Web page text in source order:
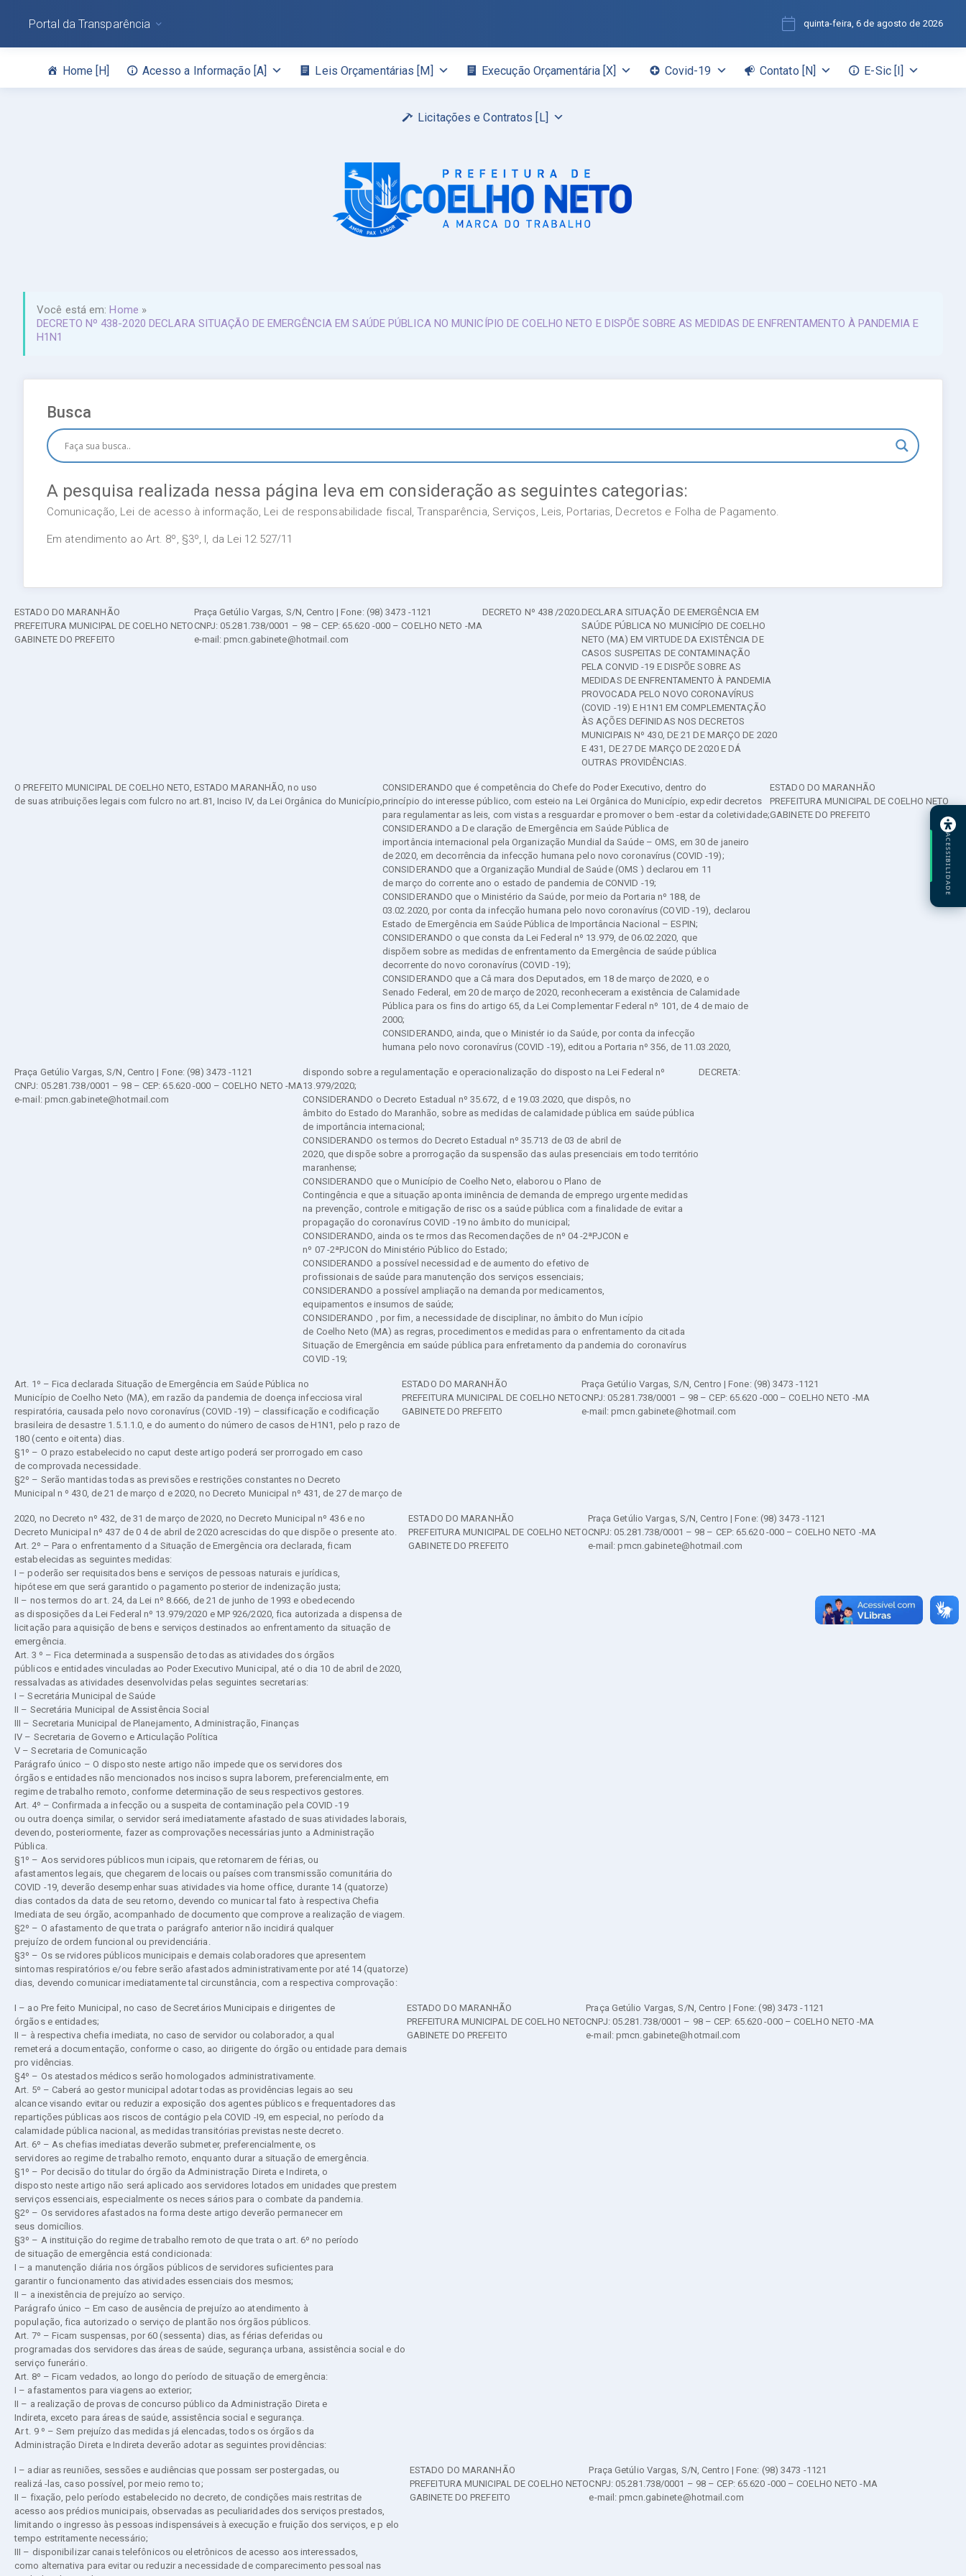
Home [H] Acesso a Informação [A] Leis Orçamentárias [M] Execução Orçamentária [X] Covid-19 Contato [N] E-Sic [I]
Licitações e Contratos [L]
Portal da Transparência quinta-feira, 6 de agosto de 2026
Você está em:Home »
DECRETO Nº 438-2020 DECLARA SITUAÇÃO DE EMERGÊNCIA EM SAÚDE PÚBLICA NO MUNICÍPIO DE COELHO NETO E DISPÕE SOBRE AS MEDIDAS DE ENFRENTAMENTO À PANDEMIA E
H1N1
Busca
A pesquisa realizada nessa página leva em consideração as seguintes categorias:
Comunicação, Lei de acesso à informação, Lei de responsabilidade fiscal, Transparência, Serviços, Leis, Portarias, Decretos e Folha de Pagamento.
Em atendimento ao Art. 8º, §3º, I, da Lei 12.527/11
ESTADO DO MARANHÃO
PREFEITURA MUNICIPAL DE COELHO NETO
GABINETE DO PREFEITO
Praça Getúlio Vargas, S/N, Centro | Fone: (98) 3473 -1121
CNPJ: 05.281.738/0001 – 98 – CEP: 65.620 -000 – COELHO NETO -MA
e-mail: pmcn.gabinete@hotmail.com
DECRETO Nº 438 /2020.DECLARA SITUAÇÃO DE EMERGÊNCIA EM
SAÚDE PÚBLICA NO MUNICÍPIO DE COELHO
NETO (MA) EM VIRTUDE DA EXISTÊNCIA DE
CASOS SUSPEITAS DE CONTAMINAÇÃO
PELA CONVID -19 E DISPÕE SOBRE AS
MEDIDAS DE ENFRENTAMENTO À PANDEMIA
PROVOCADA PELO NOVO CORONAVÍRUS
(COVID -19) E H1N1 EM COMPLEMENTAÇÃO
ÀS AÇÕES DEFINIDAS NOS DECRETOS
MUNICIPAIS Nº 430, DE 21 DE MARÇO DE 2020
E 431, DE 27 DE MARÇO DE 2020 E DÁ
OUTRAS PROVIDÊNCIAS.
O PREFEITO MUNICIPAL DE COELHO NETO, ESTADO MARANHÃO, no uso
de suas atribuições legais com fulcro no art.81, Inciso IV, da Lei Orgânica do Município,
CONSIDERANDO que é competência do Chefe do Poder Executivo, dentro do
princípio do interesse público, com esteio na Lei Orgânica do Município, expedir decretos
para regulamentar as leis, com vistas a resguardar e promover o bem -estar da coletividade;
CONSIDERANDO a De claração de Emergência em Saúde Pública de
importância internacional pela Organização Mundial da Saúde – OMS, em 30 de janeiro
de 2020, em decorrência da infecção humana pelo novo coronavírus (COVID -19);
CONSIDERANDO que a Organização Mundial de Saúde (OMS ) declarou em 11
de março do corrente ano o estado de pandemia de CONVID -19;
CONSIDERANDO que o Ministério da Saúde, por meio da Portaria nº 188, de
03.02.2020, por conta da infecção humana pelo novo coronavírus (COVID -19), declarou
Estado de Emergência em Saúde Pública de Importância Nacional – ESPIN;
CONSIDERANDO o que consta da Lei Federal nº 13.979, de 06.02.2020, que
dispõem sobre as medidas de enfrentamento da Emergência de saúde pública
decorrente do novo coronavírus (COVID -19);
CONSIDERANDO que a Câ mara dos Deputados, em 18 de março de 2020, e o
Senado Federal, em 20 de março de 2020, reconheceram a existência de Calamidade
Pública para os fins do artigo 65, da Lei Complementar Federal nº 101, de 4 de maio de
2000;
CONSIDERANDO, ainda, que o Ministér io da Saúde, por conta da infecção
humana pelo novo coronavírus (COVID -19), editou a Portaria nº 356, de 11.03.2020,
ESTADO DO MARANHÃO
PREFEITURA MUNICIPAL DE COELHO NETO
GABINETE DO PREFEITO
Praça Getúlio Vargas, S/N, Centro | Fone: (98) 3473 -1121
CNPJ: 05.281.738/0001 – 98 – CEP: 65.620 -000 – COELHO NETO -MA
e-mail: pmcn.gabinete@hotmail.com
dispondo sobre a regulamentação e operacionalização do disposto na Lei Federal nº
13.979/2020;
CONSIDERANDO o Decreto Estadual nº 35.672, d e 19.03.2020, que dispôs, no
âmbito do Estado do Maranhão, sobre as medidas de calamidade pública em saúde pública
de importância internacional;
CONSIDERANDO os termos do Decreto Estadual nº 35.713 de 03 de abril de
2020, que dispõe sobre a prorrogação da suspensão das aulas presenciais em todo território
maranhense;
CONSIDERANDO que o Município de Coelho Neto, elaborou o Plano de
Contingência e que a situação aponta iminência de demanda de emprego urgente medidas
na prevenção, controle e mitigação de risc os a saúde pública com a finalidade de evitar a
propagação do coronavírus COVID -19 no âmbito do municipal;
CONSIDERANDO, ainda os te rmos das Recomendações de nº 04 -2ªPJCON e
nº 07 -2ªPJCON do Ministério Público do Estado;
CONSIDERANDO a possível necessidad e de aumento do efetivo de
profissionais de saúde para manutenção dos serviços essenciais;
CONSIDERANDO a possível ampliação na demanda por medicamentos,
equipamentos e insumos de saúde;
CONSIDERANDO , por fim, a necessidade de disciplinar, no âmbito do Mun icípio
de Coelho Neto (MA) as regras, procedimentos e medidas para o enfrentamento da citada
Situação de Emergência em saúde pública para enfretamento da pandemia do coronavírus
COVID -19;
DECRETA:
Art. 1º – Fica declarada Situação de Emergência em Saúde Pública no
Município de Coelho Neto (MA), em razão da pandemia de doença infecciosa viral
respiratória, causada pelo novo coronavírus (COVID -19) – classificação e codificação
brasileira de desastre 1.5.1.1.0, e do aumento do número de casos de H1N1, pelo p razo de
180 (cento e oitenta) dias.
§1º – O prazo estabelecido no caput deste artigo poderá ser prorrogado em caso
de comprovada necessidade.
§2º – Serão mantidas todas as previsões e restrições constantes no Decreto
Municipal n º 430, de 21 de março d e 2020, no Decreto Municipal nº 431, de 27 de março de
ESTADO DO MARANHÃO
PREFEITURA MUNICIPAL DE COELHO NETO
GABINETE DO PREFEITO
Praça Getúlio Vargas, S/N, Centro | Fone: (98) 3473 -1121
CNPJ: 05.281.738/0001 – 98 – CEP: 65.620 -000 – COELHO NETO -MA
e-mail: pmcn.gabinete@hotmail.com
2020, no Decreto nº 432, de 31 de março de 2020, no Decreto Municipal nº 436 e no
Decreto Municipal nº 437 de 0 4 de abril de 2020 acrescidas do que dispõe o presente ato.
Art. 2º – Para o enfrentamento d a Situação de Emergência ora declarada, ficam
estabelecidas as seguintes medidas:
I – poderão ser requisitados bens e serviços de pessoas naturais e jurídicas,
hipótese em que será garantido o pagamento posterior de indenização justa;
II – nos termos do ar t. 24, da Lei nº 8.666, de 21 de junho de 1993 e obedecendo
as disposições da Lei Federal nº 13.979/2020 e MP 926/2020, fica autorizada a dispensa de
licitação para aquisição de bens e serviços destinados ao enfrentamento da situação de
emergência.
Art. 3 º – Fica determinada a suspensão de todas as atividades dos órgãos
públicos e entidades vinculadas ao Poder Executivo Municipal, até o dia 10 de abril de 2020,
ressalvadas as atividades desenvolvidas pelas seguintes secretarias:
I – Secretária Municipal de Saúde
II – Secretária Municipal de Assistência Social
III – Secretaria Municipal de Planejamento, Administração, Finanças
IV – Secretaria de Governo e Articulação Política
V – Secretaria de Comunicação
Parágrafo único – O disposto neste artigo não impede que os servidores dos
órgãos e entidades não mencionados nos incisos supra laborem, preferencialmente, em
regime de trabalho remoto, conforme determinação de seus respectivos gestores.
Art. 4º – Confirmada a infecção ou a suspeita de contaminação pela COVID -19
ou outra doença similar, o servidor será imediatamente afastado de suas atividades laborais,
devendo, posteriormente, fazer as comprovações necessárias junto a Administração
Pública.
§1º – Aos servidores públicos mun icipais, que retornarem de férias, ou
afastamentos legais, que chegarem de locais ou países com transmissão comunitária do
COVID -19, deverão desempenhar suas atividades via home office, durante 14 (quatorze)
dias contados da data de seu retorno, devendo co municar tal fato à respectiva Chefia
Imediata de seu órgão, acompanhado de documento que comprove a realização de viagem.
§2º – O afastamento de que trata o parágrafo anterior não incidirá qualquer
prejuízo de ordem funcional ou previdenciária.
§3º – Os se rvidores públicos municipais e demais colaboradores que apresentem
sintomas respiratórios e/ou febre serão afastados administrativamente por até 14 (quatorze)
dias, devendo comunicar imediatamente tal circunstância, com a respectiva comprovação:
ESTADO DO MARANHÃO
PREFEITURA MUNICIPAL DE COELHO NETO
GABINETE DO PREFEITO
Praça Getúlio Vargas, S/N, Centro | Fone: (98) 3473 -1121
CNPJ: 05.281.738/0001 – 98 – CEP: 65.620 -000 – COELHO NETO -MA
e-mail: pmcn.gabinete@hotmail.com
I – ao Pre feito Municipal, no caso de Secretários Municipais e dirigentes de
órgãos e entidades;
II – à respectiva chefia imediata, no caso de servidor ou colaborador, a qual
remeterá a documentação, conforme o caso, ao dirigente do órgão ou entidade para demais
pro vidências.
§4º – Os atestados médicos serão homologados administrativamente.
Art. 5º – Caberá ao gestor municipal adotar todas as providências legais ao seu
alcance visando evitar ou reduzir a exposição dos agentes públicos e frequentadores das
repartições públicas aos riscos de contágio pela COVID -I9, em especial, no período da
calamidade pública nacional, as medidas transitórias previstas neste decreto.
Art. 6º – As chefias imediatas deverão submeter, preferencialmente, os
servidores ao regime de trabalho remoto, enquanto durar a situação de emergência.
§1º – Por decisão do titular do órgão da Administração Direta e Indireta, o
disposto neste artigo não será aplicado aos servidores lotados em unidades que prestem
serviços essenciais, especialmente os neces sários para o combate da pandemia.
§2º – Os servidores afastados na forma deste artigo deverão permanecer em
seus domicílios.
§3º – A instituição do regime de trabalho remoto de que trata o art. 6º no período
de situação de emergência está condicionada:
I – a manutenção diária nos órgãos públicos de servidores suficientes para
garantir o funcionamento das atividades essenciais dos mesmos;
II – a inexistência de prejuízo ao serviço.
Parágrafo único – Em caso de ausência de prejuízo ao atendimento à
população, fica autorizado o serviço de plantão nos órgãos públicos.
Art. 7º – Ficam suspensas, por 60 (sessenta) dias, as férias deferidas ou
programadas dos servidores das áreas de saúde, segurança urbana, assistência social e do
serviço funerário.
Art. 8º – Ficam vedados, ao longo do período de situação de emergência:
I – afastamentos para viagens ao exterior;
II – a realização de provas de concurso público da Administração Direta e
Indireta, exceto para áreas de saúde, assistência social e segurança.
Ar t. 9 º – Sem prejuízo das medidas já elencadas, todos os órgãos da
Administração Direta e Indireta deverão adotar as seguintes providências:
ESTADO DO MARANHÃO
PREFEITURA MUNICIPAL DE COELHO NETO
GABINETE DO PREFEITO
Praça Getúlio Vargas, S/N, Centro | Fone: (98) 3473 -1121
CNPJ: 05.281.738/0001 – 98 – CEP: 65.620 -000 – COELHO NETO -MA
e-mail: pmcn.gabinete@hotmail.com
I – adiar as reuniões, sessões e audiências que possam ser postergadas, ou
realizá -las, caso possível, por meio remo to;
II – fixação, pelo período estabelecido no decreto, de condições mais restritas de
acesso aos prédios municipais, observadas as peculiaridades dos serviços prestados,
limitando o ingresso às pessoas indispensáveis à execução e fruição dos serviços, e p elo
tempo estritamente necessário;
III – disponibilizar canais telefônicos ou eletrônicos de acesso aos interessados,
como alternativa para evitar ou reduzir a necessidade de comparecimento pessoal nas
ESTADO DO MARANHÃO
PREFEITURA MUNICIPAL DE COELHO NETO
GABINETE DO PREFEITO
Praça Getúlio Vargas, S/N, Centro | Fone: (98) 3473 -1121
CNPJ: 05.281.738/0001 – 98 – CEP: 65.620 -000 – COELHO NETO -MA
e-mail: pmcn.gabinete@hotmail.com
ACESSIBILIDADE